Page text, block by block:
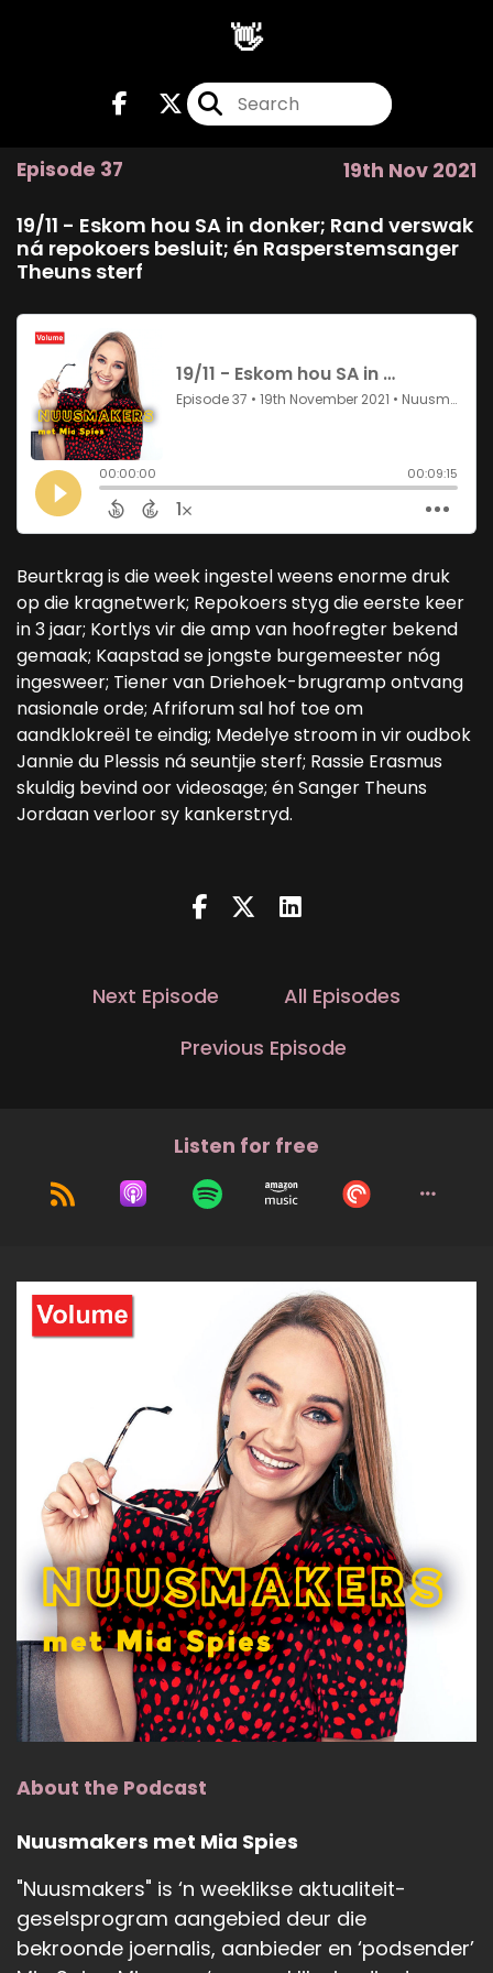
👋
Episode 37 19th Nov 2021
19/11 - Eskom hou SA in donker; Rand verswak
ná repokoers besluit; én Rasperstemsanger
Theuns sterf
Beurtkrag is die week ingestel weens enorme druk
op die kragnetwerk; Repokoers styg die eerste keer
in 3 jaar; Kortlys vir die amp van hoofregter bekend
gemaak; Kaapstad se jongste burgemeester nóg
ingesweer; Tiener van Driehoek-brugramp ontvang
nasionale orde; Afriforum sal hof toe om
aandklokreël te eindig; Medelye stroom in vir oudbok
Jannie du Plessis ná seuntjie sterf; Rassie Erasmus
skuldig bevind oor videosage; én Sanger Theuns
Jordaan verloor sy kankerstryd.
Next Episode
All Episodes
Previous Episode
Listen for free
About the Podcast
Nuusmakers met Mia Spies
"Nuusmakers" is ‘n weeklikse aktualiteit-
geselsprogram aangebied deur die
bekroonde joernalis, aanbieder en ‘podsender’